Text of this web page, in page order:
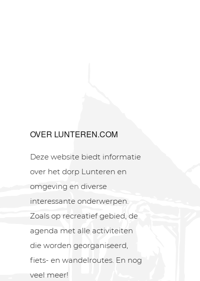
OVER LUNTEREN.COM
Deze website biedt informatie
over het dorp Lunteren en
omgeving en diverse
interessante onderwerpen.
Zoals op recreatief gebied, de
agenda met alle activiteiten
die worden georganiseerd,
fiets- en wandelroutes. En nog
veel meer!